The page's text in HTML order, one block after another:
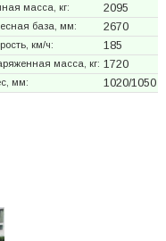
масса, кг: 2095
база, мм: 2670
км/ч: 185
масса, кг: 1720
мм: 1020/1050